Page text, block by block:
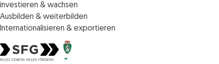
Portal
Unternehmen des Monats
Horizon Europe: EU-Förderungen für F&E
Innovations­management
Innovationspreis Steiermark
Technologie suchen & anbieten
Geistiges Eigentum schützen
Startup Mission – Netzwerkreisen
iCONTACT: Das InvestorInnennetzwerk der SFG
Veranstaltungen
Förderungen & Finanzierungen
Zukunftstag
Steirische Cluster- und Netzwerkorganisationen
Batterieindustrie
Die steirischen Impulszentren
investieren & wachsen
Veranstaltungen
Förderungen & Finanzierungen
Ausbilden & weiterbilden
Weiterbildung und Kurse
Förderungen & Finanzierungen
Internationalisieren & exportieren
Internationalisierungscenter Steiermark
Veranstaltungen